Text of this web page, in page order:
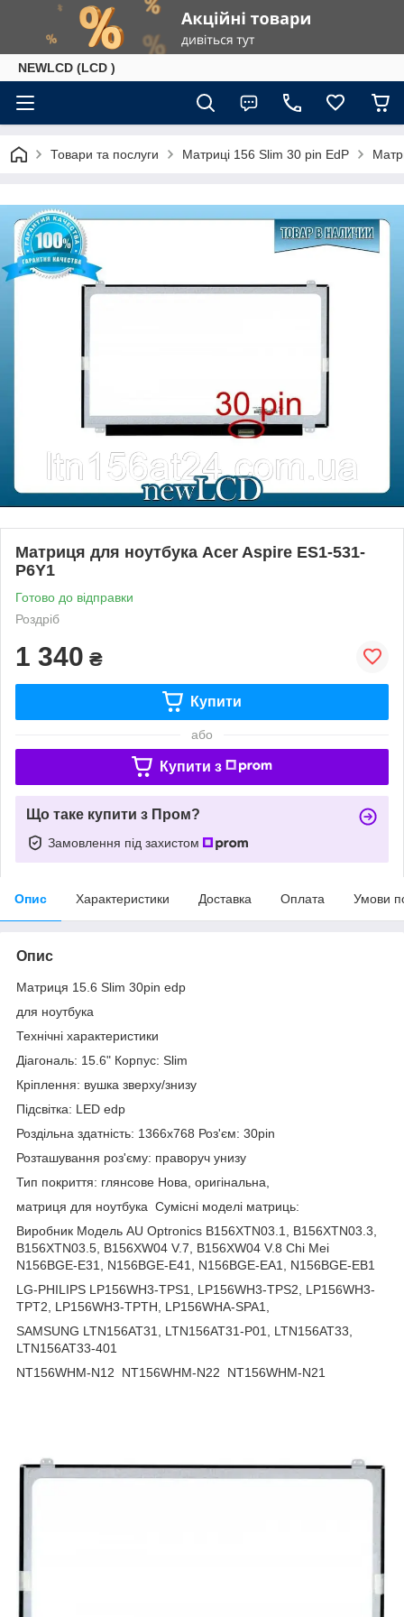
NEWLCD (LCD )
Товари та послуги Матриці 156 Slim 30 pin EdP
Матриця для ноутбука Acer Aspire ES1-531-
P6Y1
Готово до відправки
Роздріб
1 340 ₴
Купити
або
Купити з
Що таке купити з Пром?
Замовлення під захистом
Опис Характеристики Доставка Оплата Умови
Опис
Матриця 15.6 Slim 30pin edp
для ноутбука
Технічні характеристики
Діагональ: 15.6" Корпус: Slim
Кріплення: вушка зверху/знизу
Підсвітка: LED edp
Роздільна здатність: 1366х768 Роз'єм: 30pin
Розташування роз'єму: праворуч унизу
Тип покриття: глянсове Нова, оригінальна,
матриця для ноутбука Сумісні моделі матриць:
Виробник Модель AU Optronics B156XTN03.1, B156XTN03.3,
B156XTN03.5, B156XW04 V.7, B156XW04 V.8 Chi Mei
N156BGE-E31, N156BGE-E41, N156BGE-EA1, N156BGE-EB1
LG-PHILIPS LP156WH3-TPS1, LP156WH3-TPS2, LP156WH3-
TPT2, LP156WH3-TPTH, LP156WHA-SPA1,
SAMSUNG LTN156AT31, LTN156AT31-P01, LTN156AT33,
LTN156AT33-401
NT156WHM-N12 NT156WHM-N22 NT156WHM-N21